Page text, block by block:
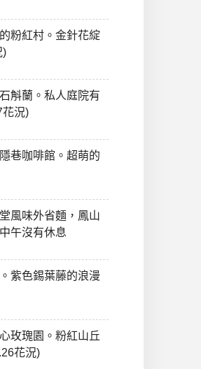
粉紅村。金針花綻
)
斛蘭。私人庭院有
花況)
巷咖啡館。超萌的
風味外省麵，鳳山
午沒有休息
紫色錫葉藤的浪漫
玫瑰園。粉紅山丘
花況)